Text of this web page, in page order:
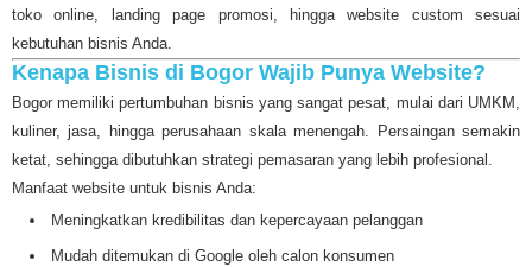
toko online, landing page promosi, hingga website custom sesuai
kebutuhan bisnis Anda.
Kenapa Bisnis di Bogor Wajib Punya Website?
Bogor memiliki pertumbuhan bisnis yang sangat pesat, mulai dari UMKM,
kuliner, jasa, hingga perusahaan skala menengah. Persaingan semakin
ketat, sehingga dibutuhkan strategi pemasaran yang lebih profesional.
Manfaat website untuk bisnis Anda:
Meningkatkan kredibilitas dan kepercayaan pelanggan
Mudah ditemukan di Google oleh calon konsumen